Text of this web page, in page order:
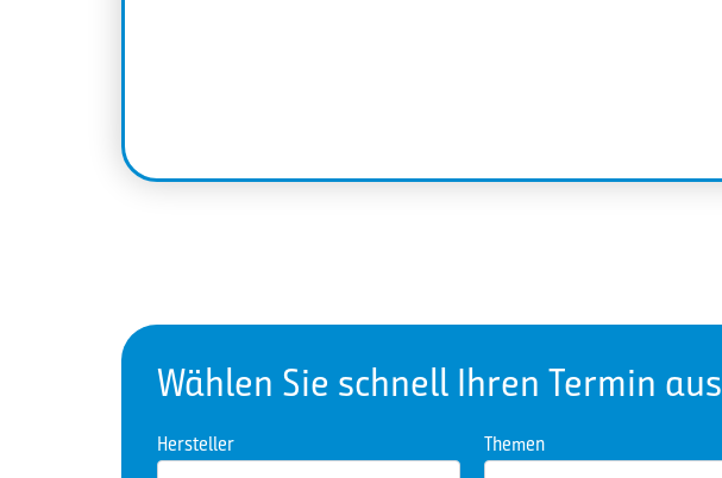
Wählen Sie schnell Ihren Termin aus
Hersteller Themen